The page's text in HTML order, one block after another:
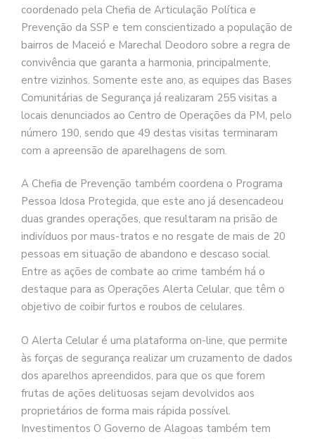
coordenado pela Chefia de Articulação Política e
Prevenção da SSP e tem conscientizado a população de
bairros de Maceió e Marechal Deodoro sobre a regra de
convivência que garanta a harmonia, principalmente,
entre vizinhos. Somente este ano, as equipes das Bases
Comunitárias de Segurança já realizaram 255 visitas a
locais denunciados ao Centro de Operações da PM, pelo
número 190, sendo que 49 destas visitas terminaram
com a apreensão de aparelhagens de som.
A Chefia de Prevenção também coordena o Programa
Pessoa Idosa Protegida, que este ano já desencadeou
duas grandes operações, que resultaram na prisão de
indivíduos por maus-tratos e no resgate de mais de 20
pessoas em situação de abandono e descaso social.
Entre as ações de combate ao crime também há o
destaque para as Operações Alerta Celular, que têm o
objetivo de coibir furtos e roubos de celulares.
O Alerta Celular é uma plataforma on-line, que permite
às forças de segurança realizar um cruzamento de dados
dos aparelhos apreendidos, para que os que forem
frutas de ações delituosas sejam devolvidos aos
proprietários de forma mais rápida possível.
Investimentos O Governo de Alagoas também tem